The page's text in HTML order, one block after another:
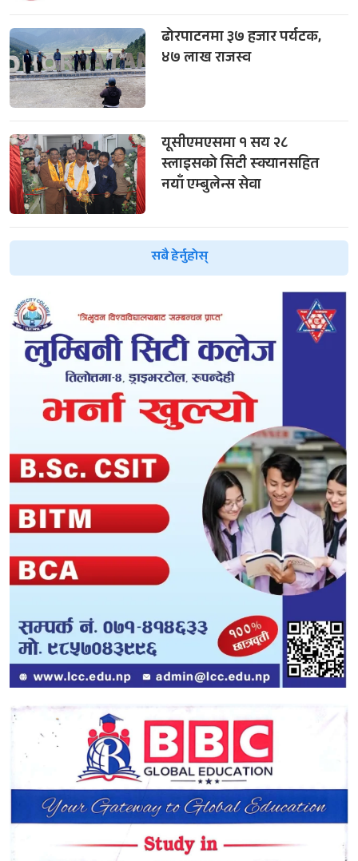
ढोरपाटनमा ३७ हजार पर्यटक,
४७ लाख राजस्व
यूसीएमएसमा १ सय २८
स्लाइसको सिटी स्क्यानसहित
नयाँ एम्बुलेन्स सेवा
सबै हेर्नुहोस्